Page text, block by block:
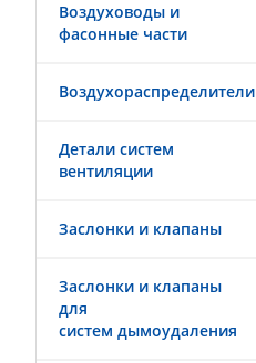
Воздуховоды и
фасонные части
Воздухораспределители
Детали систем
вентиляции
Заслонки и клапаны
Заслонки и клапаны
для
систем дымоудаления